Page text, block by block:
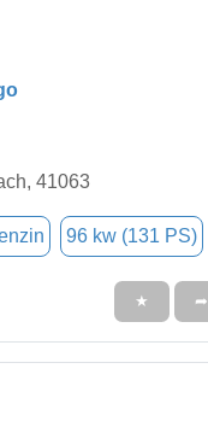
41063
96 kw (131 PS)
★ ➦